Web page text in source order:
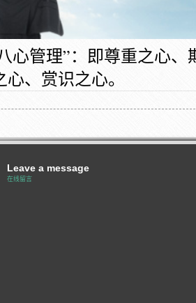
心管理”：即尊重之心
、赏识之心。
Leave a message
在线留言